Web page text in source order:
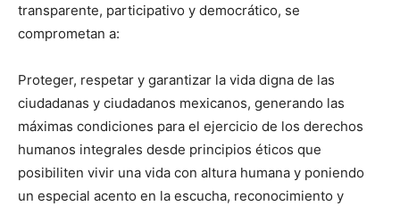
transparente, participativo y democrático, se
comprometan a:
Proteger, respetar y garantizar la vida digna de las
ciudadanas y ciudadanos mexicanos, generando las
máximas condiciones para el ejercicio de los derechos
humanos integrales desde principios éticos que
posibiliten vivir una vida con altura humana y poniendo
un especial acento en la escucha, reconocimiento y